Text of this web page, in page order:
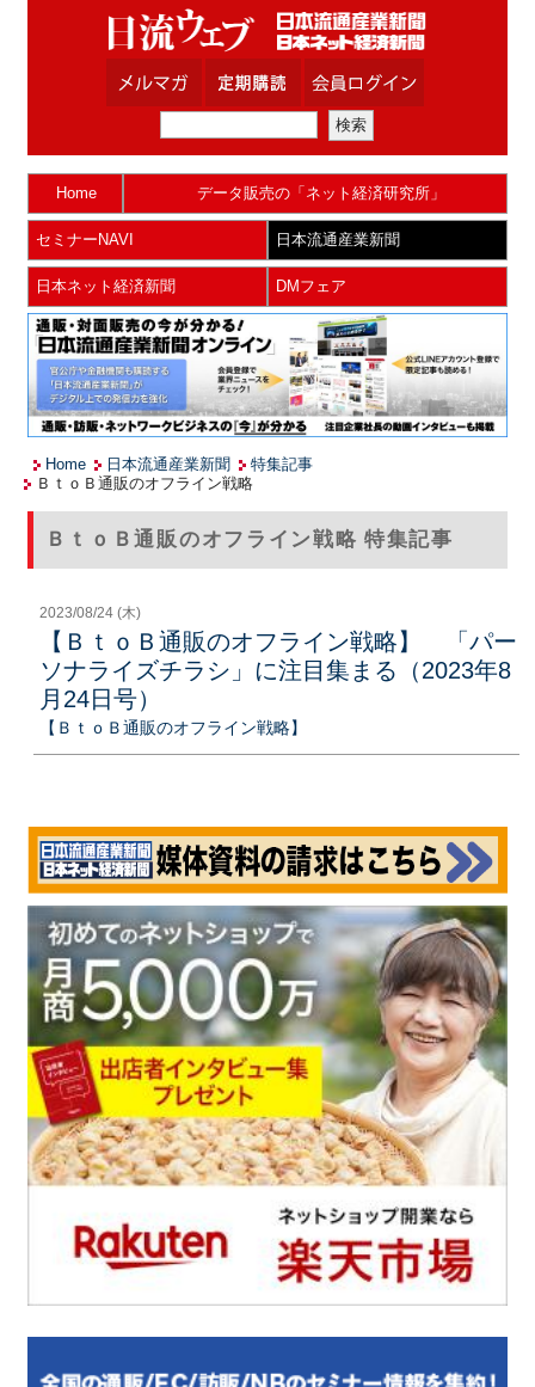
Home データ販売の「ネット経済研究所」
セミナーNAVI 日本流通産業新聞
日本ネット経済新聞 DMフェア
Home 日本流通産業新聞
特集記事
ＢｔｏＢ通販のオフライン戦略
ＢｔｏＢ通販のオフライン戦略 特集記事
2023/08/24 (木)
【ＢｔｏＢ通販のオフライン戦略】 「パー
ソナライズチラシ」に注目集まる（2023年8
月24日号）
【ＢｔｏＢ通販のオフライン戦略】